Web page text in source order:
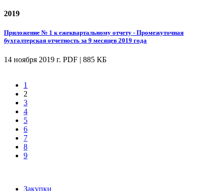
2019
Приложение № 1 к ежеквартальному отчету - Промежуточная
бухгалтерская отчетность за 9 месяцев 2019 года
14 ноября 2019 г. PDF | 885 КБ
1
2
3
4
5
6
7
8
9
Закупки